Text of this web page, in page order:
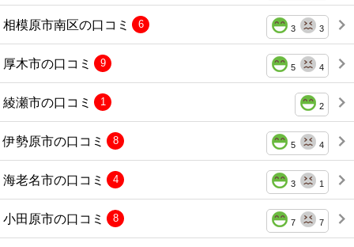
相模原市南区の口コミ 3 3
6
厚木市の口コミ 5 4
9
綾瀬市の口コミ 2
1
伊勢原市の口コミ 5 4
8
海老名市の口コミ 3 1
4
小田原市の口コミ 7 7
8